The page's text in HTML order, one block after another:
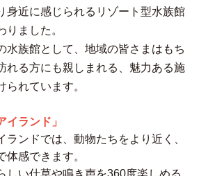
身近に感じられるリゾート型水族館
りました。
水族館として、地域の皆さまはもち
れる方にも親しまれる、魅力ある施
られています。
イランド」
ランドでは、動物たちをより近く、
体感できます。
しい仕草や鳴き声を360度楽しめる